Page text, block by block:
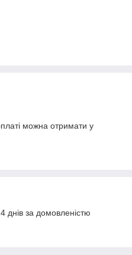
можна отримати у
днів за домовленістю